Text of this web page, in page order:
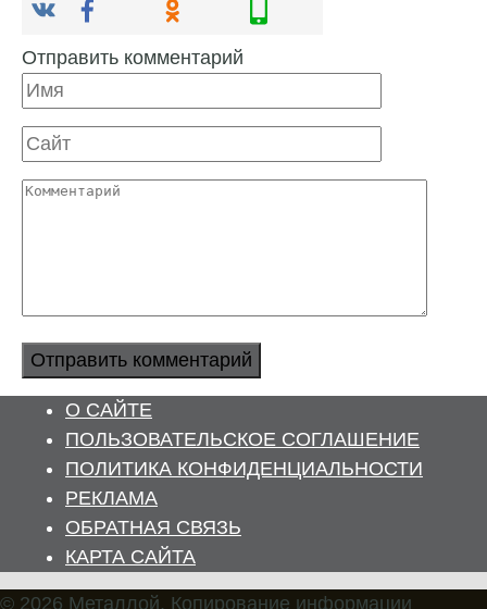
Отправить комментарий
Имя
Сайт
Комментарий
О САЙТЕ
ПОЛЬЗОВАТЕЛЬСКОЕ СОГЛАШЕНИЕ
ПОЛИТИКА КОНФИДЕНЦИАЛЬНОСТИ
РЕКЛАМА
ОБРАТНАЯ СВЯЗЬ
КАРТА САЙТА
© 2026 Металлой. Копирование информации